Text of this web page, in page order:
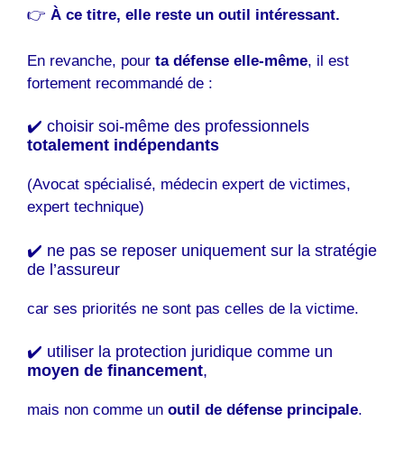
👉 À ce titre, elle reste un outil intéressant.
En revanche, pour ta défense elle-même, il est
fortement recommandé de :
✔️ choisir soi-même des professionnels
totalement indépendants
(Avocat spécialisé, médecin expert de victimes,
expert technique)
✔️ ne pas se reposer uniquement sur la stratégie
de l’assureur
car ses priorités ne sont pas celles de la victime.
✔️ utiliser la protection juridique comme un
moyen de financement,
mais non comme un outil de défense principale.